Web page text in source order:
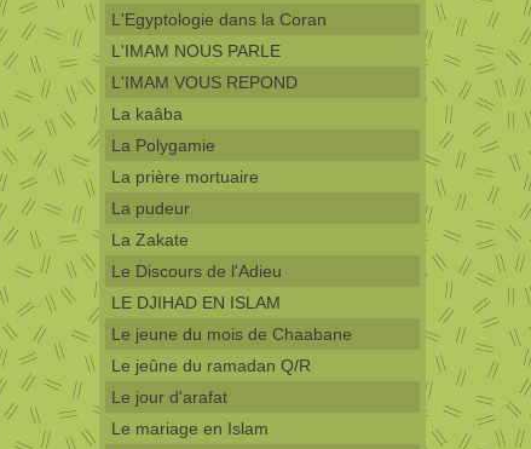
L'Egyptologie dans la Coran
L'IMAM NOUS PARLE
L'IMAM VOUS REPOND
La kaâba
La Polygamie
La prière mortuaire
La pudeur
La Zakate
Le Discours de l'Adieu
LE DJIHAD EN ISLAM
Le jeune du mois de Chaabane
Le jeûne du ramadan Q/R
Le jour d'arafat
Le mariage en Islam